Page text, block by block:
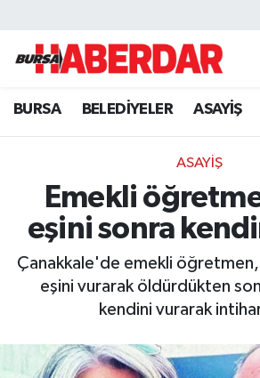
BURSA BELEDİYELER ASAYİŞ
ASAYİŞ
Emekli
eşini sonra
Çanakkale'de emekli
eşini vurarak öldürdükten
kendini vurarak
Hava Durumu
Trafik Durumu
Süper Lig Puan Durumu ve
Tüm Manşetler
Haber Arşivi